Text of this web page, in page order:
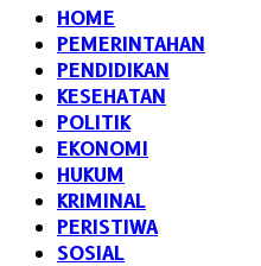
HOME
PEMERINTAHAN
PENDIDIKAN
KESEHATAN
POLITIK
EKONOMI
HUKUM
KRIMINAL
PERISTIWA
SOSIAL